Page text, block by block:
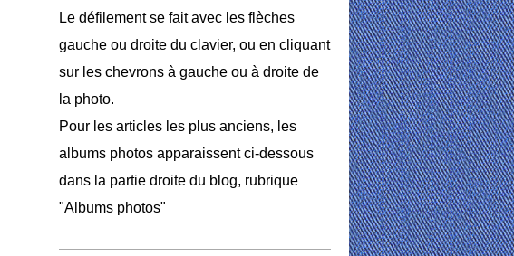
Le défilement se fait avec les flèches
gauche ou droite du clavier, ou en cliquant
sur les chevrons à gauche ou à droite de
la photo.
Pour les articles les plus anciens, les
albums photos apparaissent ci-dessous
dans la partie droite du blog, rubrique
"Albums photos"